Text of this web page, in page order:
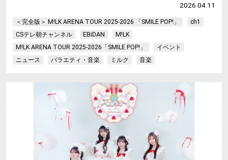
2026.04.11
＜完全版＞ M!LK ARENA TOUR 2025-2026 「SMILE POP!」
ch1
CSテレ朝チャンネル
EBiDAN
M!LK
M!LK ARENA TOUR 2025-2026「SMILE POP!」
イベント
ニュース
バラエティ・音楽 ミルク 音楽